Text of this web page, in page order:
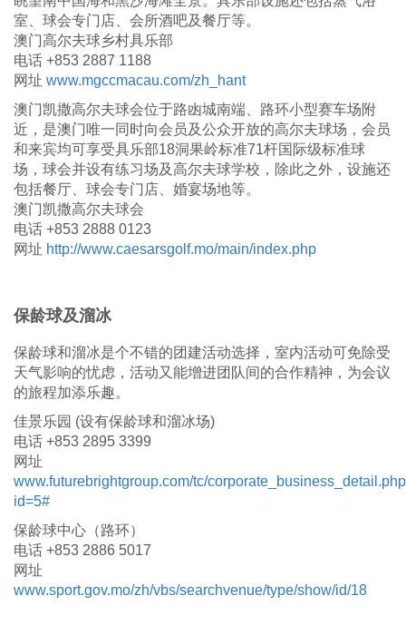
室、球会专门店、会所酒吧及餐厅等。
澳门高尔夫球乡村具乐部
电话 +853 2887 1188
网址 www.mgccmacau.com/zh_hant
澳门凯撒高尔夫球会位于路凼城南端、路环小型赛车场附
近，是澳门唯一同时向会员及公众开放的高尔夫球场，会员
和来宾均可享受具乐部18洞果岭标准71杆国际级标准球
场，球会并设有练习场及高尔夫球学校，除此之外，设施还
包括餐厅、球会专门店、婚宴场地等。
澳门凯撒高尔夫球会
电话 +853 2888 0123
网址 http://www.caesarsgolf.mo/main/index.php
保龄球及溜冰
保龄球和溜冰是个不错的团建活动选择，室内活动可免除受
天气影响的忧虑，活动又能增进团队间的合作精神，为会议
的旅程加添乐趣。
佳景乐园 (设有保龄球和溜冰场)
电话 +853 2895 3399
网址
www.futurebrightgroup.com/tc/
id=5#
保龄球中心（路环）
电话 +853 2886 5017
网址
www.sport.gov.mo/zh/vbs/searchvenue/type/show/id/18